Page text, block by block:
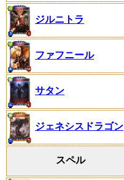
ジルニトラ
ファフニール
サタン
ジェネシスドラゴン
スペル